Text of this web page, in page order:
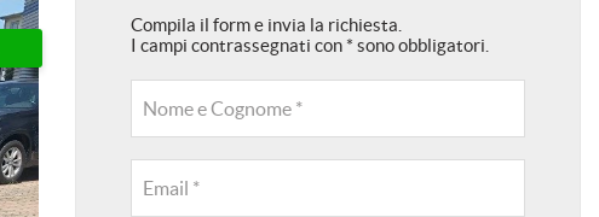
Compila il form e invia la richiesta.
I campi contrassegnati con * sono obbligatori.
Nome e Cognome *
Email *